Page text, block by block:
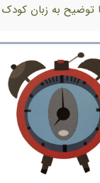
توضیح به زبان کودک